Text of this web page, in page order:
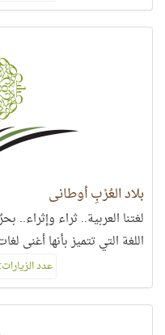
بلاد العُرْبِ أوطاني
لغتنا العربية.. ثراء
اللغة التي تتميز بأنها أغنى
عدد الزيارات: